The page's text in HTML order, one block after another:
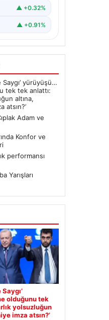
▲ +0.32%
▲ +0.91%
Saygı’ yürüyüşü…
tek tek anlattı:
altına,
atsın?’
Adam ve
Konfor ve
performansı
Yarışları
olduğunu tek
yolsuzluğun
imza atsın?’